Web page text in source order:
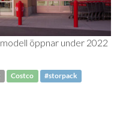
öppnar under 2022
Costco #storpack